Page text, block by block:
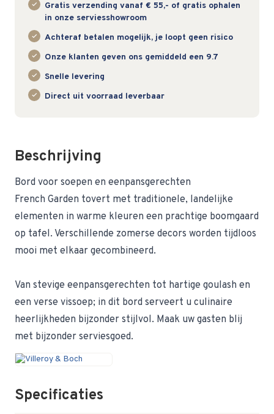
Gratis verzending vanaf € 55,- of gratis ophalen
in onze serviesshowroom
Achteraf betalen mogelijk, je loopt geen risico
Onze klanten geven ons gemiddeld een 9.7
Snelle levering
Direct uit voorraad leverbaar
Beschrijving
Bord voor soepen en eenpansgerechten
French Garden tovert met traditionele, landelijke
elementen in warme kleuren een prachtige boomgaard
op tafel. Verschillende zomerse decors worden tijdloos
mooi met elkaar gecombineerd.
Van stevige eenpansgerechten tot hartige goulash en
een verse vissoep; in dit bord serveert u culinaire
heerlijkheden bijzonder stijlvol. Maak uw gasten blij
met bijzonder serviesgoed.
Specificaties